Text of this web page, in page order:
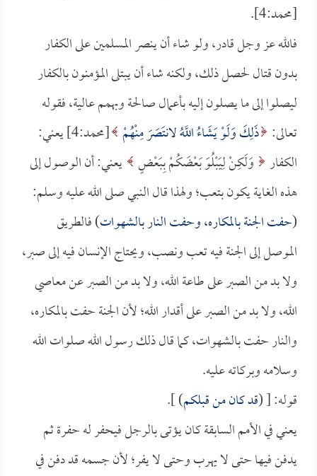
[محمد:4].
فالله عز وجل قادر، ولو شاء أن ينصر المسلمين على الكفار
بدون قتال لحصل ذلك، ولكنه شاء أن يبتلى المؤمنون بالكفار
ليصلوا إلى ما يصلون إليه بأعمال صالحة وبهمم عالية، فقوله
تعالى: ذَلِكَ وَلَوْ يَشَاءُ اللَّهُ لانتَصَرَ مِنْهُمْ
[محمد:4] يعني:
الكفار وَلَكِنْ لِيَبْلُوَ بَعْضَكُمْ بِبَعْضٍ يعني: أن الوصول إلى
هذه الغاية يكون بتعب؛ ولهذا قال النبي صلى الله عليه وسلم:
(حفت الجنة بالمكاره، وحفت النار بالشهوات) فالطريق
الموصل إلى الجنة فيه تعب ونصب، ويحتاج الإنسان فيه إلى صبر،
ولا بد من الصبر على طاعة الله، ولا بد من الصبر عن معاصي
الله، ولا بد من الصبر على أقدار الله؛ لأن الجنة حفت بالمكاره،
والنار حفت بالشهوات، كما قال ذلك رسول الله صلوات الله
وسلامه وبركاته عليه.
قوله: [ (قد كان من قبلكم) ].
يعني في الأمم السابقة كان يؤتى بالرجل فيحفر له حفرة ثم
يدفن فيها حتى لا يهرب وحتى لا يفر؛ لأن جسمه قد دفن في